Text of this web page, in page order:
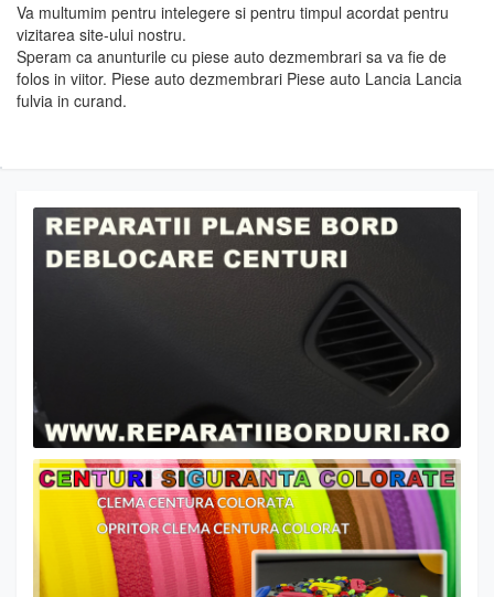
Va multumim pentru intelegere si pentru timpul acordat pentru
vizitarea site-ului nostru.
Speram ca anunturile cu piese auto dezmembrari sa va fie de
folos in viitor. Piese auto dezmembrari Piese auto Lancia Lancia
fulvia in curand.